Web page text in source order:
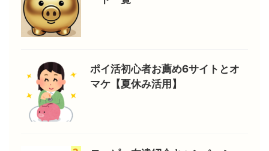
ポイ活初心者お薦め6サイトとオ
マケ【夏休み活用】